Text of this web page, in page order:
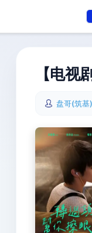
【电
盘哥(筑基)